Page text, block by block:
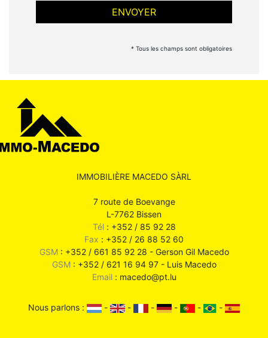
* Tous les champs sont obligatoires
IMMOBILIÈRE MACEDO SÀRL
7 route de Boevange
L-7762 Bissen
Tél: +352 / 85 92 28
Fax : +352 / 26 88 52 60
GSM: +352 / 661 85 92 28 - Gerson Gil Macedo
GSM: +352 / 621 16 94 97 - Luis Macedo
Email: macedo@pt.lu
Nous parlons : - - - - - -